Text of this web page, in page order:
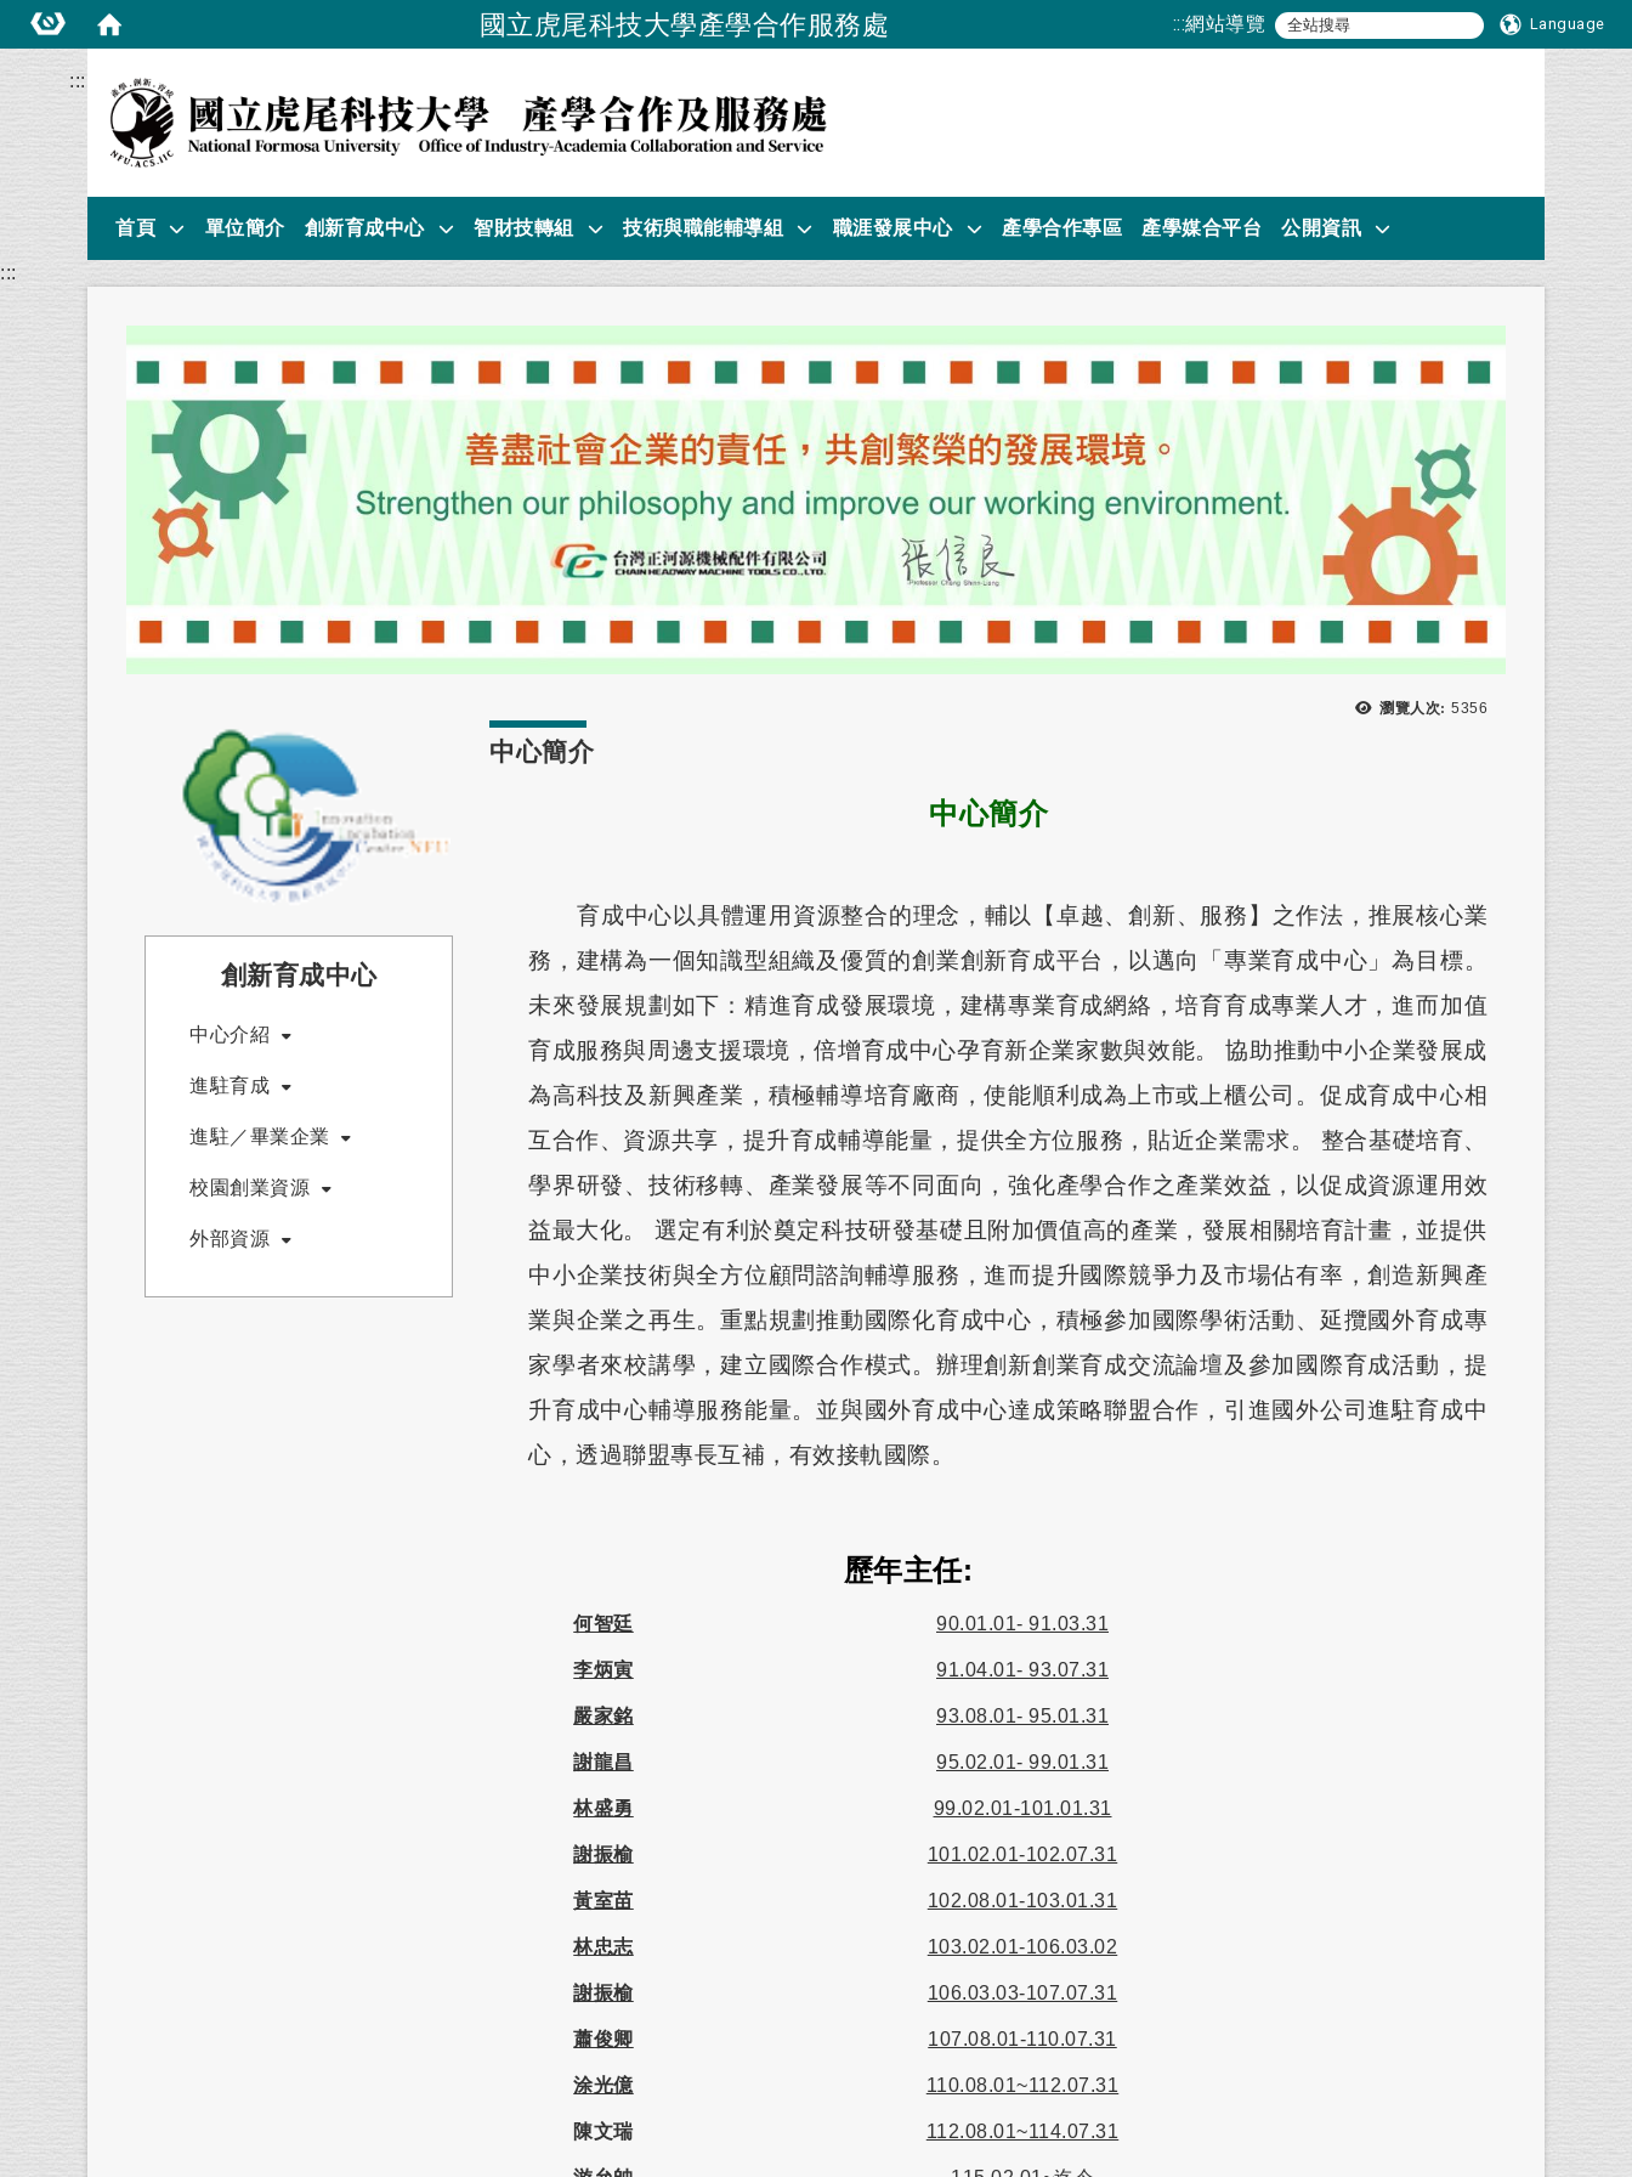
國立虎尾科技大學產學合作服務處 :::網站導覽 Language
跳到主要內容
:::
首頁 單位簡介 創新育成中心 智財技轉組 技術與職能輔導組 職涯發展中心 產學合作專區 產學媒合平台 公開資訊
:::
創新育成中心
中心介紹
進駐育成
進駐／畢業企業
校園創業資源
外部資源
瀏覽人次: 瀏覽次數：
5356
中心簡介
中心簡介
育成中心以具體運用資源整合的理念，輔以【卓越、創新、服務】之作法，推展核心業
務，建構為一個知識型組織及優質的創業創新育成平台，以邁向「專業育成中心」為目標。
未來發展規劃如下：精進育成發展環境，建構專業育成網絡，培育育成專業人才，進而加值
育成服務與周邊支援環境，倍增育成中心孕育新企業家數與效能。 協助推動中小企業發展成
為高科技及新興產業，積極輔導培育廠商，使能順利成為上市或上櫃公司。促成育成中心相
互合作、資源共享，提升育成輔導能量，提供全方位服務，貼近企業需求。 整合基礎培育、
學界研發、技術移轉、產業發展等不同面向，強化產學合作之產業效益，以促成資源運用效
益最大化。 選定有利於奠定科技研發基礎且附加價值高的產業，發展相關培育計畫，並提供
中小企業技術與全方位顧問諮詢輔導服務，進而提升國際競爭力及市場佔有率，創造新興產
業與企業之再生。重點規劃推動國際化育成中心，積極參加國際學術活動、延攬國外育成專
家學者來校講學，建立國際合作模式。辦理創新創業育成交流論壇及參加國際育成活動，提
升育成中心輔導服務能量。並與國外育成中心達成策略聯盟合作，引進國外公司進駐育成中
心，透過聯盟專長互補，有效接軌國際。
歷年主任:
何智廷 90.01.01- 91.03.31
李炳寅 91.04.01- 93.07.31
嚴家銘 93.08.01- 95.01.31
謝龍昌 95.02.01- 99.01.31
林盛勇 99.02.01-101.01.31
謝振榆 101.02.01-102.07.31
黃室苗 102.08.01-103.01.31
林忠志 103.02.01-106.03.02
謝振榆 106.03.03-107.07.31
蕭俊卿 107.08.01-110.07.31
涂光億 110.08.01~112.07.31
陳文瑞 112.08.01~114.07.31